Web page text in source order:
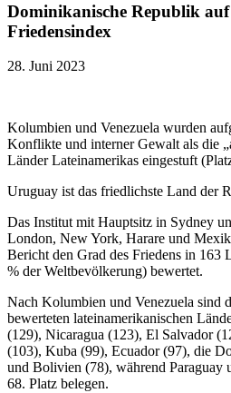
Dominikanische Republik auf
Friedensindex
28. Juni 2023
Kolumbien und Venezuela wurden
Konflikte und interner Gewalt als die
Länder Lateinamerikas eingestuft
Uruguay ist das friedlichste Land der
Das Institut mit Hauptsitz in Sydney
London, New York, Harare und
Bericht den Grad des Friedens in 163
% der Weltbevölkerung) bewertet.
Nach Kolumbien und Venezuela sind
bewerteten lateinamerikanischen
(129), Nicaragua (123), El Salvador
(103), Kuba (99), Ecuador (97), die
und Bolivien (78), während Paraguay
68. Platz belegen.